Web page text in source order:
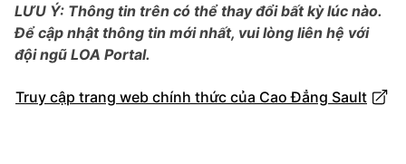
LƯU Ý: Thông tin trên có thể thay đổi bất kỳ lúc nào.
Để cập nhật thông tin mới nhất, vui lòng liên hệ với
đội ngũ LOA Portal.
Truy cập trang web chính thức của Cao Đẳng Sault